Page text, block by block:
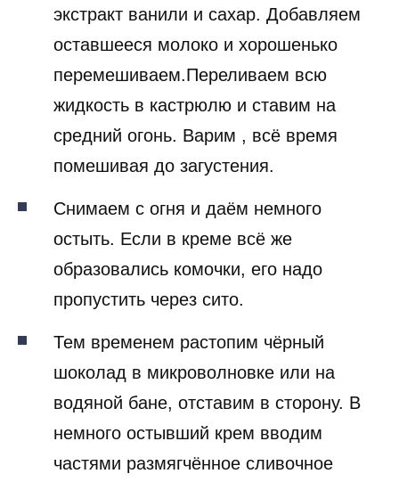
экстракт ванили и сахар. Добавляем
оставшееся молоко и хорошенько
перемешиваем.Переливаем всю
жидкость в кастрюлю и ставим на
средний огонь. Варим , всё время
помешивая до загустения.
Снимаем с огня и даём немного
остыть. Если в креме всё же
образовались комочки, его надо
пропустить через сито.
Тем временем растопим чёрный
шоколад в микроволновке или на
водяной бане, отставим в сторону. В
немного остывший крем вводим
частями размягчённое сливочное